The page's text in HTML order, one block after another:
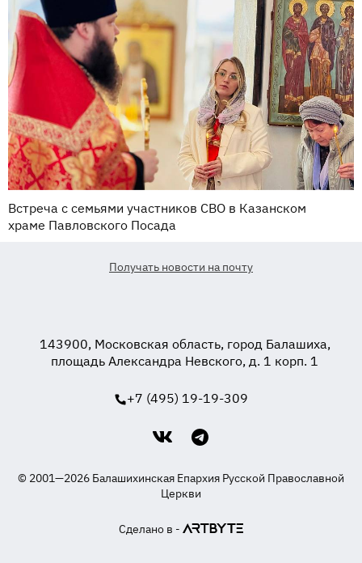
Встреча с семьями участников СВО в Казанском
храме Павловского Посада
Получать новости на почту
143900, Московская область, город Балашиха,
площадь Александра Невского, д. 1 корп. 1
+7 (495) 19-19-309
© 2001—2026 Балашихинская Епархия Русской Православной
Церкви
Сделано в -